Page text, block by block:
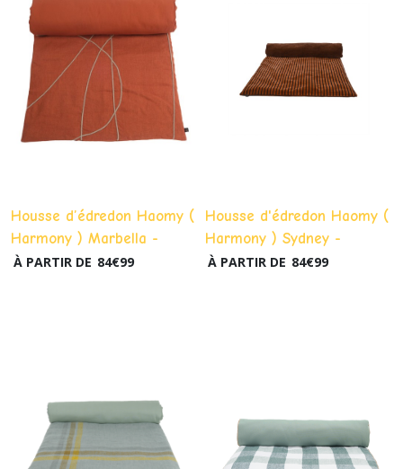
Housse d’édredon Haomy (
Harmony ) Marbella -
Brick
À PARTIR DE 84€99
Housse d'édredon Haomy (
Harmony ) Sydney -
Caramel
À PARTIR DE 84€99